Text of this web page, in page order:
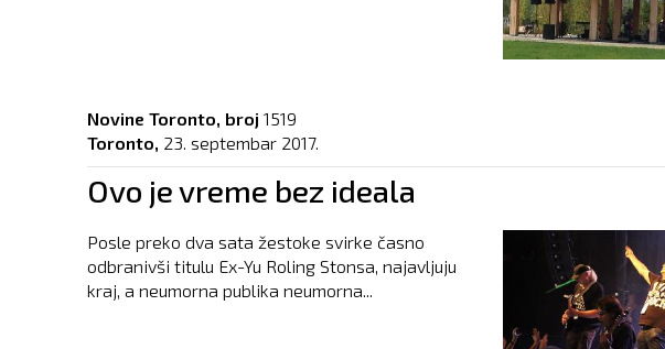
Novine Toronto, broj 1519
Toronto, 23. septembar 2017.
Ovo je vreme bez ideala
Posle preko dva sata žestoke svirke časno
odbranivši titulu Ex-Yu Roling Stonsa, najavljuju
kraj, a neumorna publika neumorna...